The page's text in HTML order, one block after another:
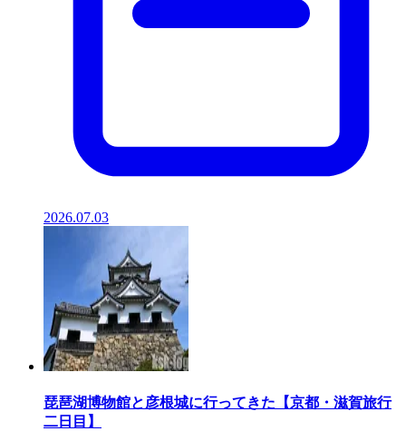
2026.07.03
琵琶湖博物館と彦根城に行ってきた【京都・滋賀旅行
二日目】